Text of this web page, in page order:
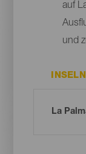
auf
und
INSELN